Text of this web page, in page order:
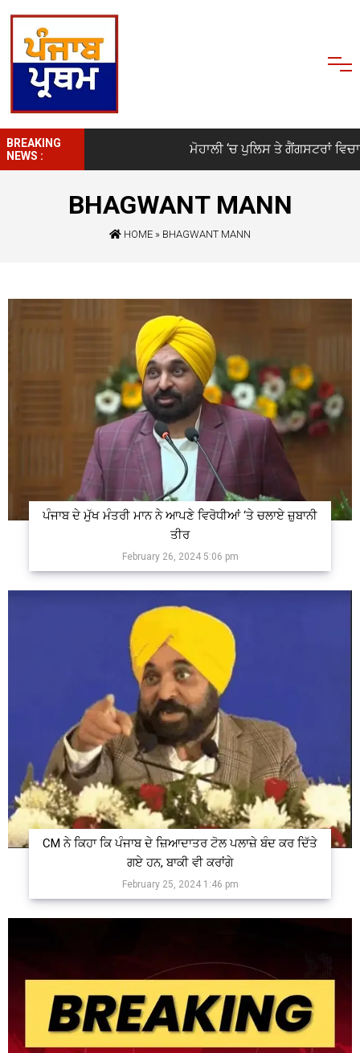
BREAKING
NEWS :
ਮੋਹਾਲੀ ‘ਚ ਪੁਲਿਸ ਤੇ ਗੈਂਗਸਟਰਾਂ ਵਿਚਾਲੇ
BHAGWANT MANN
HOME » BHAGWANT MANN
ਪੰਜਾਬ ਦੇ ਮੁੱਖ ਮੰਤਰੀ ਮਾਨ ਨੇ ਆਪਣੇ ਵਿਰੋਧੀਆਂ ‘ਤੇ ਚਲਾਏ ਜ਼ੁਬਾਨੀ
ਤੀਰ
February 26, 2024 5:06 pm
CM ਨੇ ਕਿਹਾ ਕਿ ਪੰਜਾਬ ਦੇ ਜ਼ਿਆਦਾਤਰ ਟੋਲ ਪਲਾਜ਼ੇ ਬੰਦ ਕਰ ਦਿੱਤੇ
ਗਏ ਹਨ, ਬਾਕੀ ਵੀ ਕਰਾਂਗੇ
February 25, 2024 1:46 pm